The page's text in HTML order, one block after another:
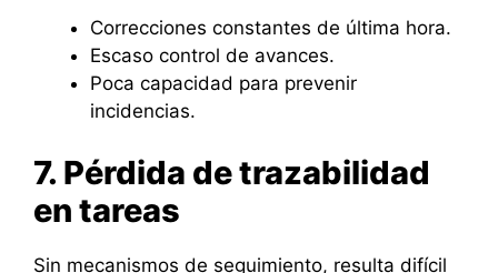
Correcciones constantes de última hora.
Escaso control de avances.
Poca capacidad para prevenir
incidencias.
7. Pérdida de trazabilidad
en tareas
Sin mecanismos de seguimiento, resulta difícil